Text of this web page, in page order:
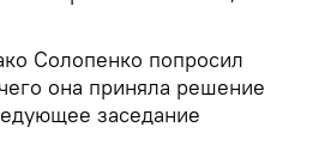
Солопенко попросил
она приняла решение
заседание